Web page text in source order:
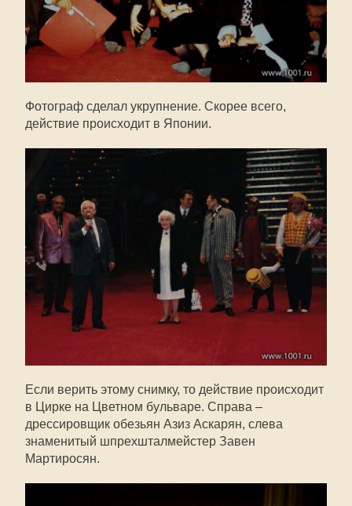
Фотограф сделал укрупнение. Скорее всего,
действие происходит в Японии.
Если верить этому снимку, то действие происходит
в Цирке на Цветном бульваре. Справа –
дрессировщик обезьян Азиз Аскарян, слева
знаменитый шпрехшталмейстер Завен
Мартиросян.